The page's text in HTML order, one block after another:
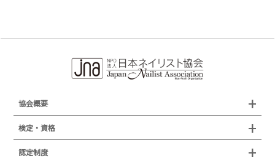
協会概要
組織概要
検定・資格
検定試験
認定制度